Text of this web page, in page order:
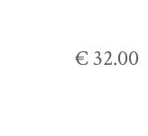
€ 32.00